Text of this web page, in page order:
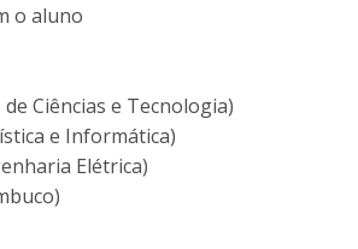
o aluno
Ciências e Tecnologia)
e Informática)
Elétrica)